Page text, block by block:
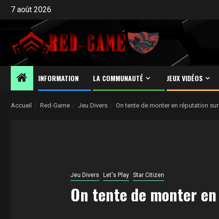
Aller7 août 2026
INFORMATION LA COMMUNAUTÉ JEUX VIDÉOS
Accueil Red-Game Jeu Divers On tente de monter en réputation
Jeu Divers Let's Play Star Citizen
On tente de monter